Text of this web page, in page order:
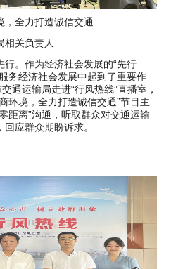
，全力打造诚信交通
相关负责人
行。作为经济社会发展的“先行
务经济社会发展中起到了重要作
通运输局走进“行风热线”直播室，
环境，全力打造诚信交通”节目主
距离”沟通，听取群众对交通运输
应群众期盼诉求。